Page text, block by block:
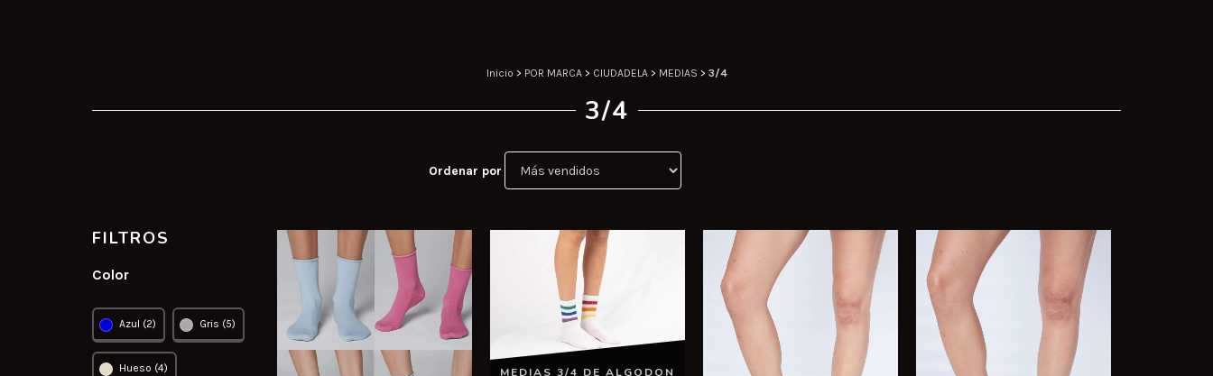
Inicio > POR MARCA > CIUDADELA > MEDIAS > 3/4
3/4
Ordenar por
FILTROS
Color
Azul (2) Gris (5)
Hueso (4)
MEDIAS 3/4 DE ALGODON